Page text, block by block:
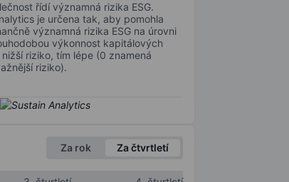
řídí významná rizika ESG.
je určena tak, aby pomohla
významná rizika ESG na úrovni
výkonnost kapitálových
riziko, tím lépe (0 znamená
riziko).
Za rok Za čtvrtletí